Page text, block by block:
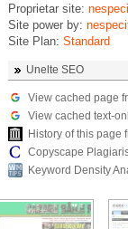
Proprietar site:
Site power by:
Site Plan: Standard
Unelte SEO
View cached page
View cached text-
History of this page
Copyscape
Keyword Density